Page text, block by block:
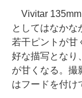
Vivitar 135mm
としてはなかな
若干ピントが甘
好な描写となり
が甘くなる。撮
はフードを付け